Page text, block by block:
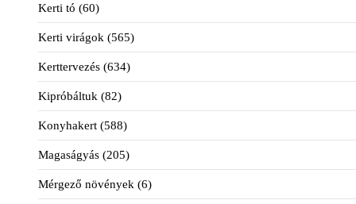
Kerti tó (60)
Kerti virágok (565)
Kerttervezés (634)
Kipróbáltuk (82)
Konyhakert (588)
Magaságyás (205)
Mérgező növények (6)